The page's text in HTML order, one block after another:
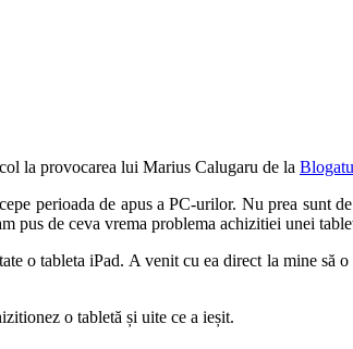
la provocarea lui Marius Calugaru de la
perioada de apus a PC-urilor. Nu prea sunt
pus de ceva vrema problema achizitiei unei
o tableta iPad. A venit cu ea direct la mine să
o tabletă și uite ce a ieșit.